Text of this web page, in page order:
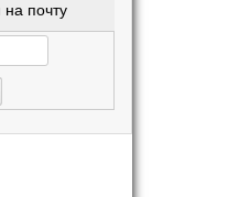
на почту